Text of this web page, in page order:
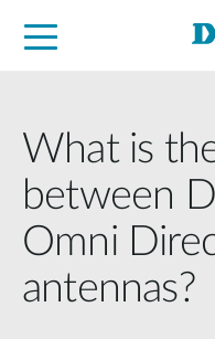
What is
between
Omni
antennas?